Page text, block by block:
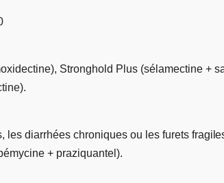
Stronghold Plus (sélamectine +
les diarrhées chroniques ou les furets
+ praziquantel).